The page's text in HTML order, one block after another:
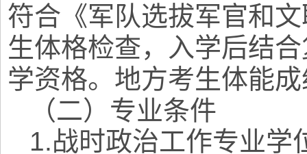
符合《军队选拔军官和
生体格检查，入学后结
学资格。地方考生体能
（二）专业条件
1.战时政治工作专业学